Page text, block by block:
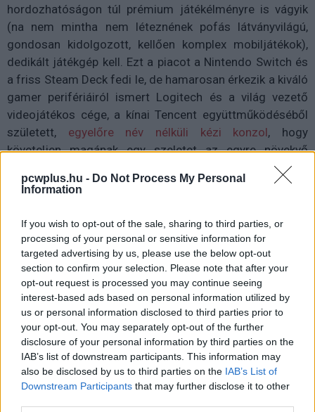
pcwplus.hu - Do Not Process My Personal
Information
If you wish to opt-out of the sale, sharing to third parties, or
processing of your personal or sensitive information for
targeted advertising by us, please use the below opt-out
section to confirm your selection. Please note that after your
opt-out request is processed you may continue seeing
interest-based ads based on personal information utilized by
us or personal information disclosed to third parties prior to
your opt-out. You may separately opt-out of the further
disclosure of your personal information by third parties on the
IAB’s list of downstream participants. This information may
also be disclosed by us to third parties on the IAB’s List of
Downstream Participants that may further disclose it to other
hordozhatóságon túl prémium játékélményre is vágyik
(na nem mintha nem léteznének pofás látványvilágú,
gondosan kidolgozott, kellően komplex mobiljátékok),
dedikált játékgép kell. Ezt a piacot a Nintendo Switch és
a friss Steam Deck fedi le, de hamarosan érkezik a kiváló
gamer perifériáiról ismert Logitech és a világ vezető
videojátékos cége, a kínai Tencent együttműködéséből
született, egyelőre név nélküli kézi konzol, hogy
követeljen magának egy szeletet az egyre növekvő
Kettejük közös közleményéből csupán annyit lehetett
streamgép, tehát nem saját erőből futtatja az
alkalmazásokat, hanem felhőtechnológiát vesz igénybe,
jelesül az Nvidia GeForce Now és az Xbox Cloud Gaming
szolgáltatásokat. A konzolt magát akkor még nem
láthattuk.
Néhány órája azonban kikerült az internetre pár kép,
amelyeket a Logitech igyekezett leszedetni, de
törekvését nem koronázta siker. Evan Blass, egy ismert